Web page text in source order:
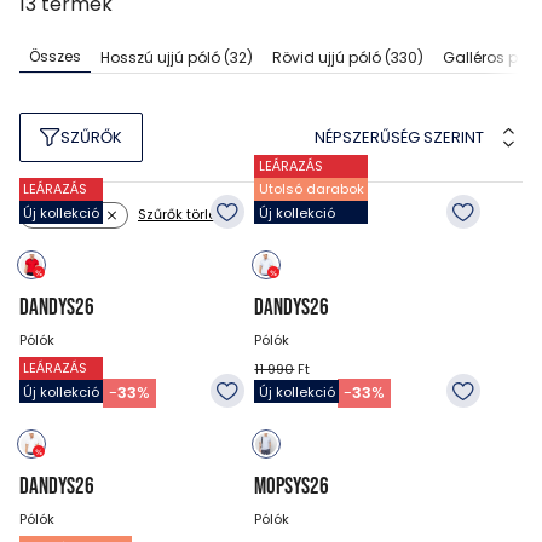
Összes Hosszú ujjú póló(32) Rövid ujjú póló(330) Galléros póló
SZŰRŐK NÉPSZERŰSÉG SZERINT
Méret: 4XL Szűrők törlése
LEÁRAZÁS
Új kollekció
DANDYS26
Pólók
11 990Ft
7 990Ft -33%
LEÁRAZÁS
Utolsó darabok
Új kollekció
DANDYS26
Pólók
11 990Ft
7 990Ft -33%
LEÁRAZÁS
Új kollekció
DANDYS26
Pólók
Új kollekció
MOPSYS26
Pólók